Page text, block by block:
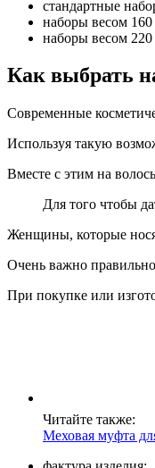
стандартные
наборы весом 160
наборы весом
Как выбрать
Современные
Используя такую
Вместе с этим на
Для того чтобы
Женщины, которые
Очень важно
При покупке или
Читайте также:
Меховая муфта